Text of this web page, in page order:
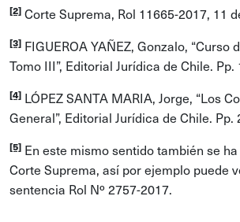
[2] Corte Suprema, Rol 11665-2017, 11
[3] FIGUEROA YAÑEZ, Gonzalo, “Curso
Tomo III”, Editorial Jurídica de Chile. Pp.
[4] LÓPEZ SANTA MARIA, Jorge, “Los
General”, Editorial Jurídica de Chile. Pp.
[5] En este mismo sentido también se
Corte Suprema, así por ejemplo puede
sentencia Rol Nº 2757-2017.